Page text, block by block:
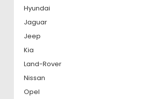
Hyundai
Jaguar
Jeep
Kia
Land-Rover
Nissan
Opel